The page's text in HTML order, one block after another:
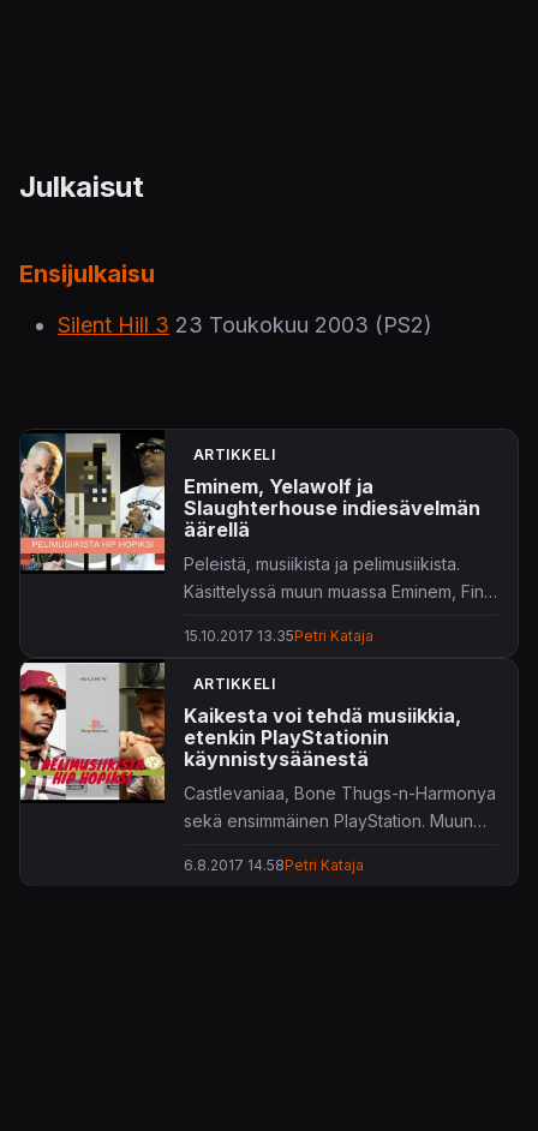
Julkaisut
Ensijulkaisu
Silent Hill 3 23 Toukokuu 2003 (PS2)
ARTIKKELI
Eminem, Yelawolf ja
Slaughterhouse indiesävelmän
äärellä
Peleistä, musiikista ja pelimusiikista.
Käsittelyssä muun muassa Eminem, Final
15.10.2017 13.35Petri Kataja
ARTIKKELI
Kaikesta voi tehdä musiikkia,
etenkin PlayStationin
käynnistysäänestä
Castlevaniaa, Bone Thugs-n-Harmonya
sekä ensimmäinen PlayStation. Muun
hopiksi -artikkelimme tehty.
6.8.2017 14.58Petri Kataja